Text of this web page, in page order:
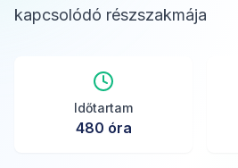
kapcsolódó részszakmája
Időtartam
480 óra